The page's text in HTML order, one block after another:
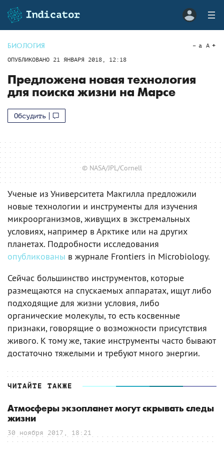
БИОЛОГИЯ
ОПУБЛИКОВАНО 21 ЯНВАРЯ 2018, 12:18
a A
Предложена новая технология
для поиска жизни на Марсе
Обсудить
© NASA/JPL/Cornell
Ученые из Университета Макгилла предложили
новые технологии и инструменты для изучения
микроорганизмов, живущих в экстремальных
условиях, например в Арктике или на других
планетах. Подробности исследования
опубликованы в журнале Frontiers in Microbiology.
Сейчас большинство инструментов, которые
размещаются на спускаемых аппаратах, ищут либо
подходящие для жизни условия, либо
органические молекулы, то есть косвенные
признаки, говорящие о возможности присутствия
живого. К тому же, такие инструменты часто бывают
достаточно тяжелыми и требуют много энергии.
ЧИТАЙТЕ ТАКЖЕ
Атмосферы экзопланет могут скрывать следы
жизни
30 ноября 2017, 18:21